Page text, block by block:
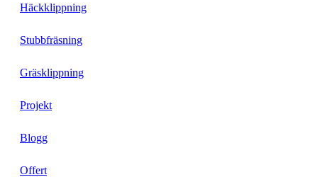
Häckklippning
Stubbfräsning
Gräsklippning
Projekt
Blogg
Offert